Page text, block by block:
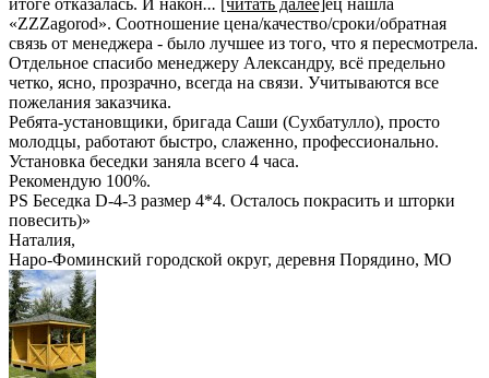
итоге отказалась. И након... [читать далее]ец нашла
«ZZZagorod». Соотношение цена/качество/сроки/обратная
связь от менеджера - было лучшее из того, что я пересмотрела.
Отдельное спасибо менеджеру Александру, всё предельно
четко, ясно, прозрачно, всегда на связи. Учитываются все
пожелания заказчика.
Ребята-установщики, бригада Саши (Сухбатулло), просто
молодцы, работают быстро, слаженно, профессионально.
Установка беседки заняла всего 4 часа.
Рекомендую 100%.
PS Беседка D-4-3 размер 4*4. Осталось покрасить и шторки
повесить)»
Наталия,
Наро-Фоминский городской округ, деревня Порядино, МО